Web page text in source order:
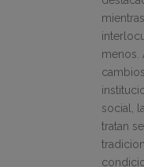
menos.
social,
tratan